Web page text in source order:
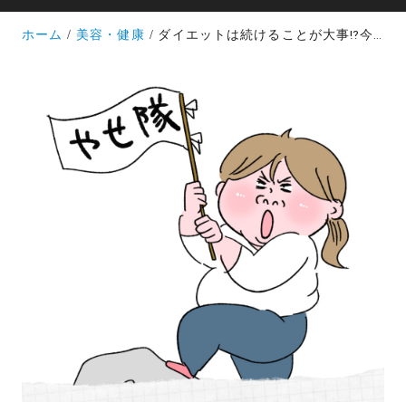
ホーム 美容・健康 ダイエットは続けることが大事⁉今日から始める健康ダイエット！